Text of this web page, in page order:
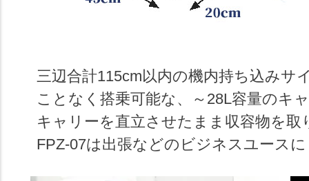
三辺合計115cm以内の機内持ち込みサ
ことなく搭乗可能な、～28L容量のキ
キャリーを直立させたまま収容物を
FPZ-07は出張などのビジネスユース